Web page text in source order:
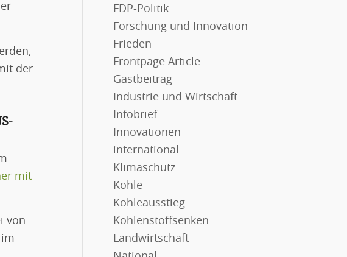
der
mit
von
FDP-Politik
Forschung und Innovation
Frieden
Frontpage Article
Gastbeitrag
Industrie und Wirtschaft
Infobrief
Innovationen
international
Klimaschutz
Kohle
Kohleausstieg
Kohlenstoffsenken
Landwirtschaft